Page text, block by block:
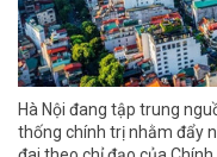
Hà Nội đang tập trung
thống chính trị nhằm đẩy